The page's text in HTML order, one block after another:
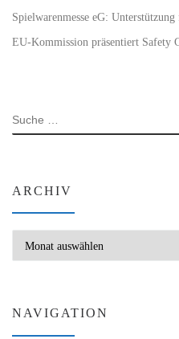
Spielwarenmesse eG:
EU-Kommission präsentiert Safety
SUCHE
ARCHIV
NAVIGATION